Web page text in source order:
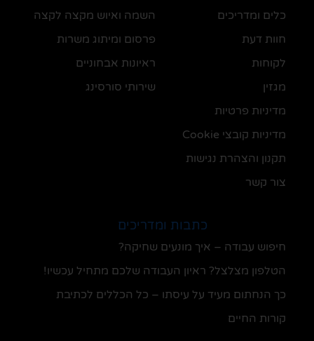
כלים ומדריכים
חוות דעת
לקוחות
מגזין
מדיניות פרטיות
מדיניות קובצי Cookie
תקנון והצהרת נגישות
צור קשר
השמה ואיוש מקצה לקצה
פרסום ומיתוג משרות
ראיונות אבחוניים
שירותי סורסינג
כתבות ומדריכים
חיפוש עבודה – איך מונעים שחיקה?
הטלפון מצלצל? ראיון העבודה שלכם מתחיל עכשיו!
כך הנחתום מעיד על עיסתו – כל הכללים לכתיבת
קורות החיים